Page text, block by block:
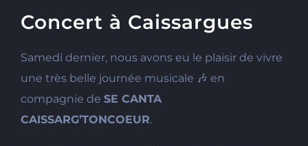
Concert à Caissargues
Samedi dernier, nous avons eu le plaisir de vivre
une très belle journée musicale 🎶 en
compagnie de SE CANTA
CAISSARG’TONCOEUR.